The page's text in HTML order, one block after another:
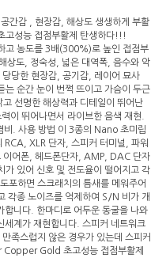
간감 , 현장감, 해상도 생생하게 부활
성능 접점부활제 탄생하다!!!
농도를 3배(300%)로 높인 접점부
상도, 정숙성, 넓은 대역폭, 음수와 악
당한 현장감, 공기감, 레이어 묘사
는 순간 눈이 번쩍 뜨이고 가슴이 두근
선명한 해상력과 디테일이 뛰어난
이 뛰어나면서 라이브한 음색 재현.
. 사용 방법 이 3종의 Nano 초미립
XLR 단자, 스피커 터미널, 파워
이어폰, 헤드폰단자, AMP, DAC 단자
가 있어 신호 및 전도율이 떨어지고 각
포하면 스크래치의 틈새를 메워주어
각종 노이즈를 억제하여 S/N 비가 개
합니다. 한마디로 어두운 동굴을 나와
세계가 재현합니다. 스피커 네트워크
족스럽지 않은 경우가 있는데 스피커
Gold 초고성능 접점부활제